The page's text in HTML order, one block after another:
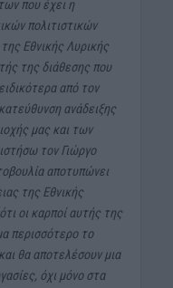
που έχει η
πολιτιστικών
Εθνικής Λυρικής
της διάθεσης που
από τον
ανάδειξης
μας και των
τον Γιώργο
αποτυπώνει
της Εθνικής
οι καρποί αυτής της
περισσότερο το
θα αποτελέσουν μια
όχι μόνο στα